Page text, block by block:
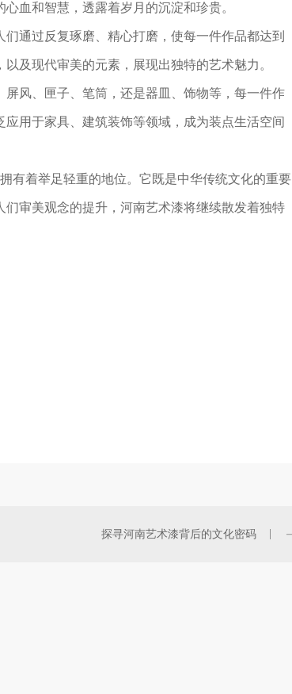
血和智慧，透露着岁月的沉淀和珍贵。
通过反复琢磨、精心打磨，使每一件作品都达到
及现代审美的元素，展现出独特的艺术魅力。
风、匣子、笔筒，还是器皿、饰物等，每一件作
用于家具、建筑装饰等领域，成为装点生活空间
有着举足轻重的地位。它既是中华传统文化的重要
审美观念的提升，河南艺术漆将继续散发着独特
探寻河南艺术漆背后的文化密码